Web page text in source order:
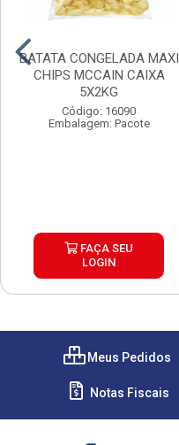
BATATA CONGELADA MAXI
CHIPS MCCAIN CAIXA
5X2KG
Código: 16090
Embalagem: Pacote
FAÇA SEU
LOGIN
Meus Pedidos
Notas Fiscais